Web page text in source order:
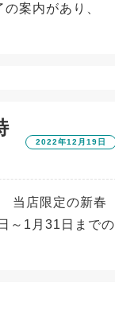
案内があり、
2022年12月19日
当店限定の新春
～1月31日までの